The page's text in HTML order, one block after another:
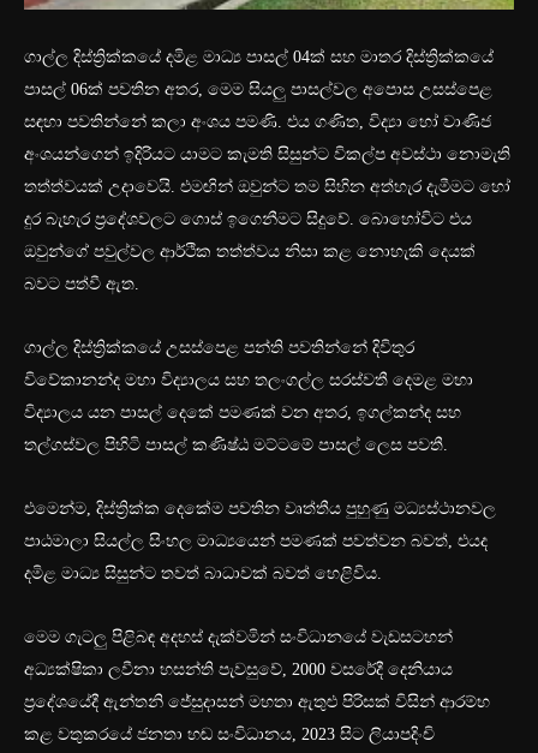
ගාල්ල දිස්ත්‍රික්කයේ දමිළ මාධ්‍ය පාසල් 04ක් සහ මාතර දිස්ත්‍රික්කයේ
පාසල් 06ක් පවතින අතර, මෙම සියලු පාසල්වල අපොස උසස්පෙළ
සඳහා පවතින්නේ කලා අංශය පමණි. එය ගණිත, විද්‍යා හෝ වාණිජ
අංශයන්ගෙන් ඉදිරියට යාමට කැමති සිසුන්ට විකල්ප අවස්ථා නොමැති
තත්ත්වයක් උදාවෙයි. එමඟින් ඔවුන්ට තම සිහින අත්හැර දැමීමට හෝ
දුර බැහැර ප්‍රදේශවලට ගොස් ඉගෙනීමට සිදුවේ. බොහෝවිට එය
ඔවුන්ගේ පවුල්වල ආර්ථික තත්ත්වය නිසා කළ නොහැකි දෙයක්
බවට පත්වී ඇත.
ගාල්ල දිස්ත්‍රික්කයේ උසස්පෙළ පන්ති පවතින්නේ දිවිතුර
විවේකානන්ද මහා විද්‍යාලය සහ තලංගල්ල සරස්වතී දෙමළ මහා
විද්‍යාලය යන පාසල් දෙකේ පමණක් වන අතර, ඉගල්කන්ද සහ
තල්ගස්වල පිහිටි පාසල් කණිෂ්ඨ මට්ටමේ පාසල් ලෙස පවතී.
එමෙන්ම, දිස්ත්‍රික්ක දෙකේම පවතින වෘත්තීය පුහුණු මධ්‍යස්ථානවල
පාඨමාලා සියල්ල සිංහල මාධ්‍යයෙන් පමණක් පවත්වන බවත්, එයද
දමිළ මාධ්‍ය සිසුන්ට තවත් බාධාවක් බවත් හෙළිවිය.
මෙම ගැටලු පිළිබඳ අදහස් දැක්වමින් සංවිධානයේ වැඩසටහන්
අධ්‍යක්ෂිකා ලවීනා හසන්ති පැවසුවේ, 2000 වසරේදී දෙනියාය
ප්‍රදේශයේදී ඇන්තනි ජේසුදාසන් මහතා ඇතුළු පිරිසක් විසින් ආරම්භ
කළ වතුකරයේ ජනතා හඬ සංවිධානය, 2023 සිට ලියාපදිංචි